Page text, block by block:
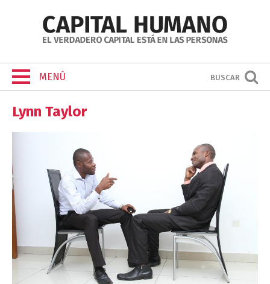
MENÚ BUSCAR
Lynn Taylor